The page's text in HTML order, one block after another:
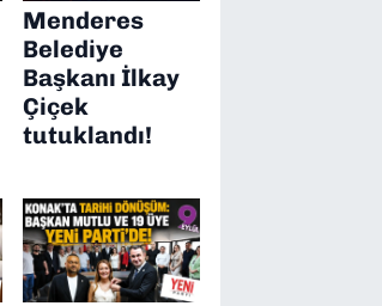
Menderes
Belediye
Başkanı İlkay
Çiçek
tutuklandı!